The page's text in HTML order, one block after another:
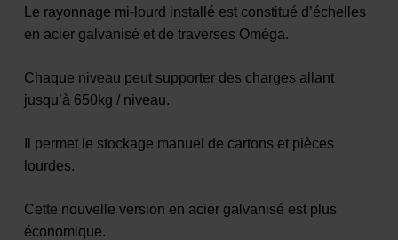
Le rayonnage mi-lourd installé est constitué d’échelles
en acier galvanisé et de traverses Oméga.
Chaque niveau peut supporter des charges allant
jusqu’à 650kg / niveau.
Il permet le stockage manuel de cartons et pièces
lourdes.
Cette nouvelle version en acier galvanisé est plus
économique.